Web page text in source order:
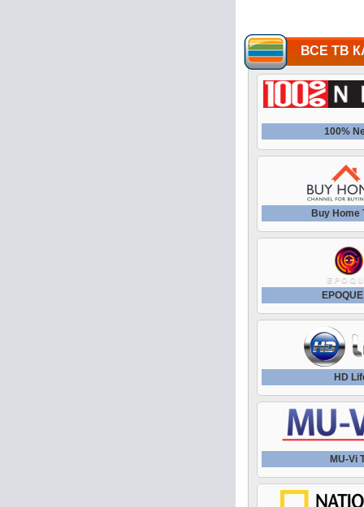
ВСЕ ТВ
100%
Buy Home
HD
MU-Vi